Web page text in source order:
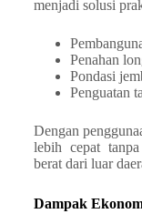
menjadi solusi
Penahan
Pondasi
Penguatan
Dengan
lebih cepat
berat dari luar
Dampak